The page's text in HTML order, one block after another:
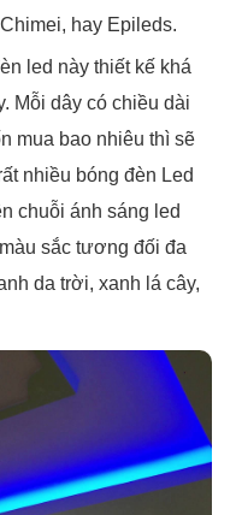
hay Epileds.
led này thiết kế khá
Mỗi dây có chiều dài
mua bao nhiêu thì sẽ
nhiều bóng đèn Led
chuỗi ánh sáng led
sắc tương đối đa
da trời, xanh lá cây,